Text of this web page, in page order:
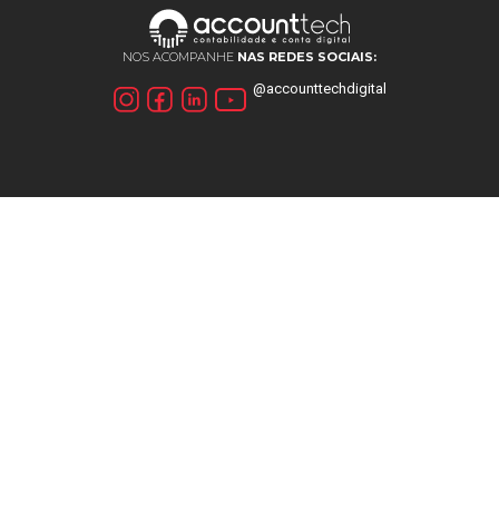
NOS ACOMPANHE NAS REDES SOCIAIS:
@accounttechdigital